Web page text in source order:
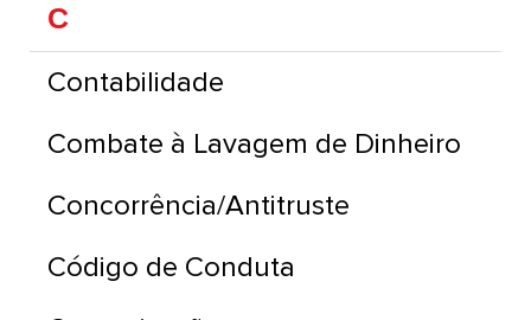
C
Contabilidade
Combate à Lavagem de Dinheiro
Concorrência/Antitruste
Código de Conduta